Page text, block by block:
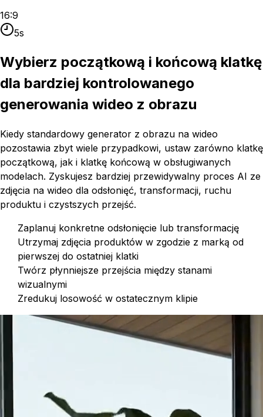
16:9
5s
Wybierz początkową i końcową klatkę
dla bardziej kontrolowanego
generowania wideo z obrazu
Kiedy standardowy generator z obrazu na wideo
pozostawia zbyt wiele przypadkowi, ustaw zarówno klatkę
początkową, jak i klatkę końcową w obsługiwanych
modelach. Zyskujesz bardziej przewidywalny proces AI ze
zdjęcia na wideo dla odsłonięć, transformacji, ruchu
produktu i czystszych przejść.
Zaplanuj konkretne odsłonięcie lub transformację
Utrzymaj zdjęcia produktów w zgodzie z marką od
pierwszej do ostatniej klatki
Twórz płynniejsze przejścia między stanami
wizualnymi
Zredukuj losowość w ostatecznym klipie